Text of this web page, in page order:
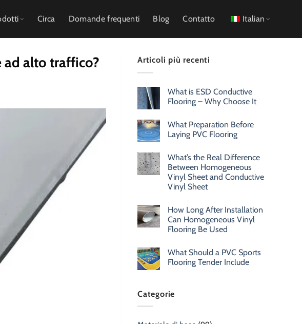
Circa Domande frequenti Blog Contatto Italian
ad alto traffico? Articoli più recenti
What is ESD Conductive
Flooring – Why Choose It
What Preparation Before
Laying PVC Flooring
What’s the Real Difference
Between Homogeneous
Vinyl Sheet and Conductive
Vinyl Sheet
How Long After Installation
Can Homogeneous Vinyl
Flooring Be Used
What Should a PVC Sports
Flooring Tender Include
Categorie